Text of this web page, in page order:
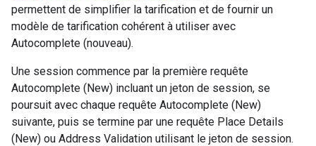
permettent de simplifier la tarification et de fournir un
modèle de tarification cohérent à utiliser avec
Autocomplete (nouveau).
Une session commence par la première requête
Autocomplete (New) incluant un jeton de session, se
poursuit avec chaque requête Autocomplete (New)
suivante, puis se termine par une requête Place Details
(New) ou Address Validation utilisant le jeton de session.